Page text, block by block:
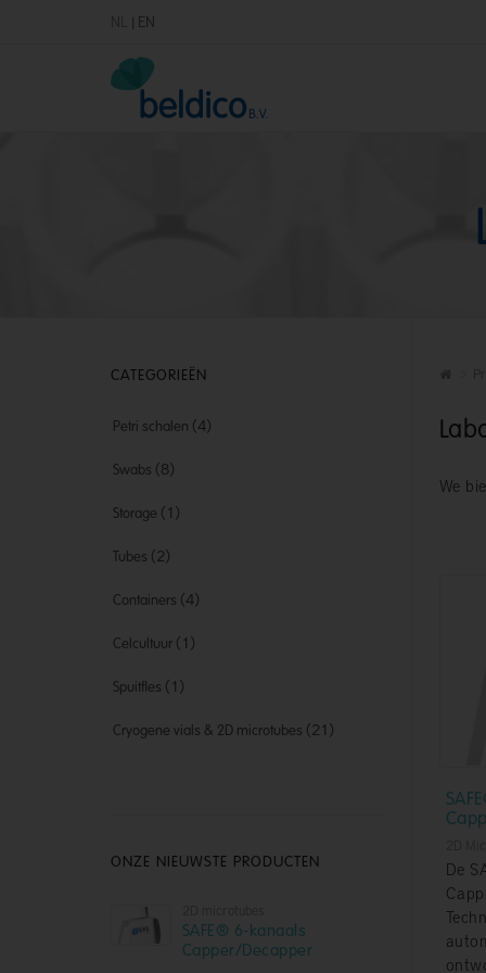
| EN
We
De
CATEGORIEËN
Petri schalen (4)
Swabs (8)
Storage (1)
Tubes (2)
Containers (4)
Celcultuur (1)
Spuitfles (1)
Cryogene vials & 2D microtubes (21)
ONZE NIEUWSTE PRODUCTEN
SAFE® 6-kanaals
Capper/Decapper